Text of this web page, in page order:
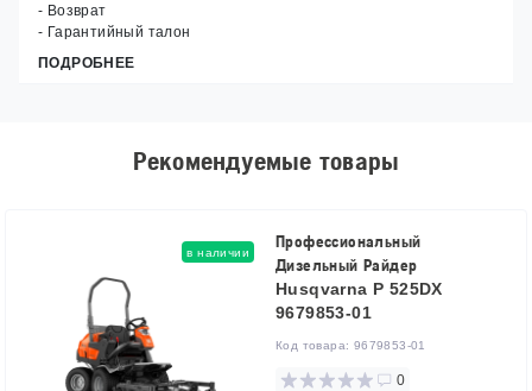
- Возврат
- Гарантийный талон
ПОДРОБНЕЕ
Рекомендуемые товары
в наличии
Профессиональный
Дизельный Райдер
Husqvarna P 525DX
9679853-01
Код товара: 9679853-01
0